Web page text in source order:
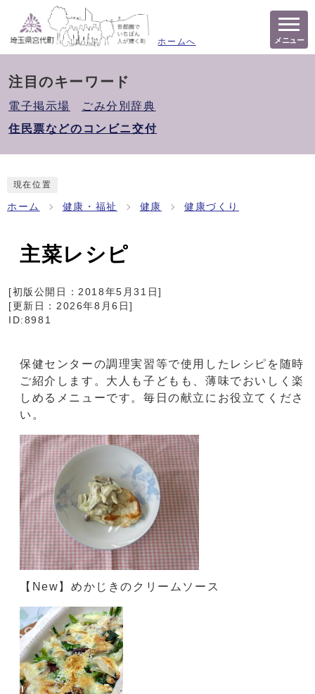
ホームへ メニュー
注目のキーワード
電子掲示場
ごみ分別辞典
住民票などのコンビニ交付
現在位置
ホーム 健康・福祉 健康 健康づくり
主菜レシピ
[初版公開日：2018年5月31日]
[更新日： 2026年8月6日]
ID:8981
保健センターの調理実習等で使用したレシピを随時
ご紹介します。大人も子どもも、薄味でおいしく楽
しめるメニューです。毎日の献立にお役立てくださ
い。
【New】めかじきのクリームソース